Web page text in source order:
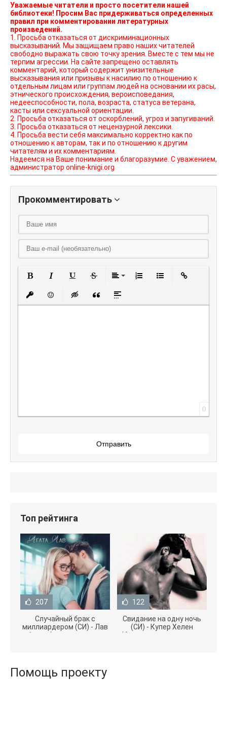
Уважаемые читатели и просто посетители нашей
библиотеки! Просим Вас придерживаться определенных
правил при комментировании литературных
произведений.
1. Просьба отказаться от дискриминационных
высказываний. Мы защищаем право наших читателей
свободно выражать свою точку зрения. Вместе с тем мы не
терпим агрессии. На сайте запрещено оставлять
комментарий, который содержит унизительные
высказывания или призывы к насилию по отношению к
отдельным лицам или группам людей на основании их расы,
этнического происхождения, вероисповедания,
недееспособности, пола, возраста, статуса ветерана,
касты или сексуальной ориентации.
2. Просьба отказаться от оскорблений, угроз и запугиваний.
3. Просьба отказаться от нецензурной лексики.
4. Просьба вести себя максимально корректно как по
отношению к авторам, так и по отношению к другим
читателям и их комментариям.
Надеемся на Ваше понимание и благоразумие. С уважением,
администратор online-knigi.org
Прокомментировать
Вставить защищенную ссылку
Вставить смайлик
Вставка скрытого текста
Вставка цитаты
Вставка спойлера
0
Отправить
Топ рейтинга
207
Случайный брак с
миллиардером (СИ) - Лав
Агата (полная версия
122
Свидание на одну ночь
(СИ) - Купер Хелен
(бесплатные серии книг
Помощь проекту